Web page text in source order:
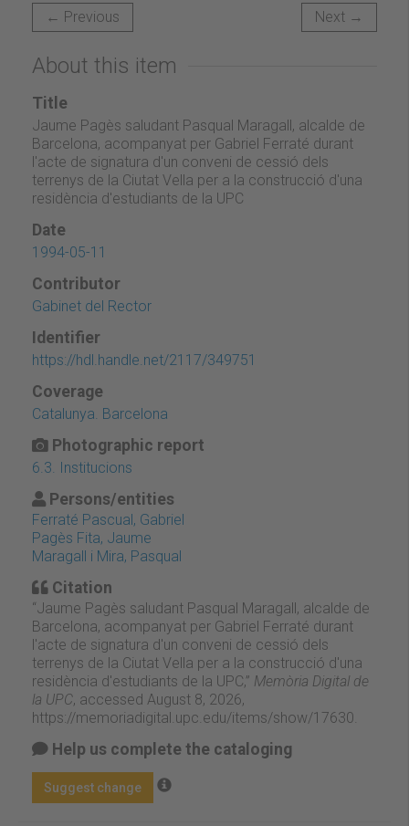
← Previous Next →
About this item
Title
Jaume Pagès saludant Pasqual Maragall, alcalde de
Barcelona, acompanyat per Gabriel Ferraté durant
l'acte de signatura d'un conveni de cessió dels
terrenys de la Ciutat Vella per a la construcció d'una
residència d'estudiants de la UPC
Date
1994-05-11
Contributor
Gabinet del Rector
Identifier
https://hdl.handle.net/2117/349751
Coverage
Catalunya. Barcelona
Photographic report
6.3. Institucions
Persons/entities
Ferraté Pascual, Gabriel
Pagès Fita, Jaume
Maragall i Mira, Pasqual
Citation
“Jaume Pagès saludant Pasqual Maragall, alcalde de
Barcelona, acompanyat per Gabriel Ferraté durant
l'acte de signatura d'un conveni de cessió dels
terrenys de la Ciutat Vella per a la construcció d'una
residència d'estudiants de la UPC,” Memòria Digital de
la UPC, accessed August 8, 2026,
https://memoriadigital.upc.edu/items/show/17630
Help us complete the cataloging
Suggest change